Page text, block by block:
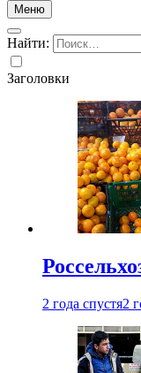
Меню
Найти:
Заголовки
2 года спустя2